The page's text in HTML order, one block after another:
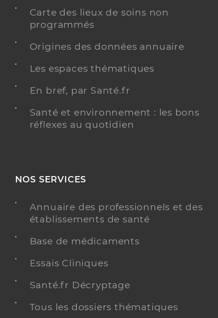
Carte des lieux de soins non
programmés
Origines des données annuaire
Les espaces thématiques
En bref, par Santé.fr
Santé et environnement : les bons
réflexes au quotidien
NOS SERVICES
Annuaire des professionnels et des
établissements de santé
Base de médicaments
Essais Cliniques
Santé.fr Décryptage
Tous les dossiers thématiques